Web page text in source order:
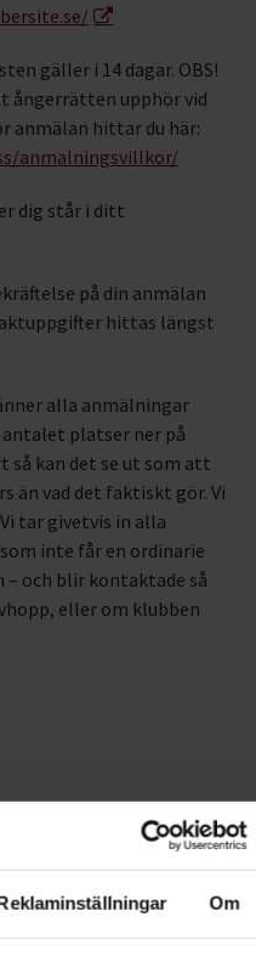
Om
gäller i 14 dagar. OBS!
ångerrätten upphör vid
anmälan hittar du här:
anmalningsvillkor/
dig står i ditt
på din anmälan
hittas längst
alla anmälningar
platser ner på
så kan det se ut som att
än vad det faktiskt gör. Vi
tar givetvis in alla
inte får en ordinarie
– och blir kontaktade så
eller om klubben